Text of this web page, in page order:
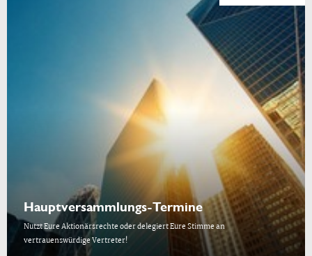
Hauptversammlungs-Termine
Nutzt Eure Aktionärsrechte oder delegiert Eure Stimme an
vertrauenswürdige Vertreter!